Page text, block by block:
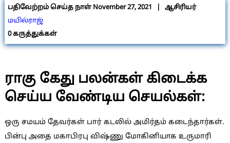
பதிவேற்றம் செய்த நாள்November 27, 2021
| ஆசிரியர்
மயில்ராஜ்
0கருத்துக்கள்
ராகு கேது பலன்கள் கிடைக்க
செய்ய வேண்டிய செயல்கள்:
ஒரு சமயம் தேவர்கள் பார் கடலில் அமிர்தம் கடைந்தார்கள்.
பின்பு அதை மகாபிரபு விஷ்ணு மோகினியாக உருமாரி